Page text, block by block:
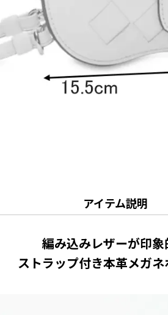
アイテム説明
編み込みレザーが印象
ストラップ付き本革メガ